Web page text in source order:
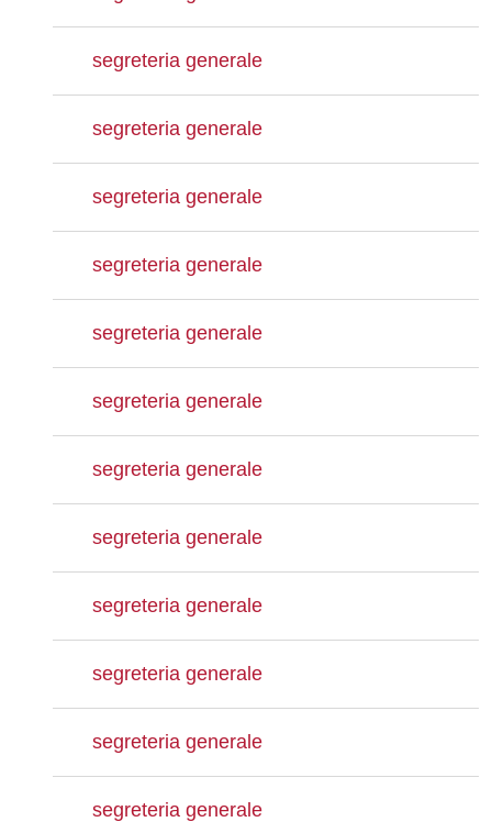
segreteria generale
segreteria generale
segreteria generale
segreteria generale
segreteria generale
segreteria generale
segreteria generale
segreteria generale
segreteria generale
segreteria generale
segreteria generale
segreteria generale